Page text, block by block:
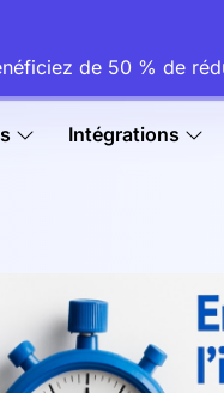
de 50 % de
Intégrations